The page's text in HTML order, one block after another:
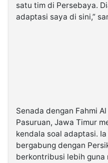
satu tim di Persebaya.
adaptasi saya di sini,”
Senada dengan Fahmi
Pasuruan, Jawa Timur
kendala soal adaptasi.
bergabung dengan
berkontribusi lebih guna